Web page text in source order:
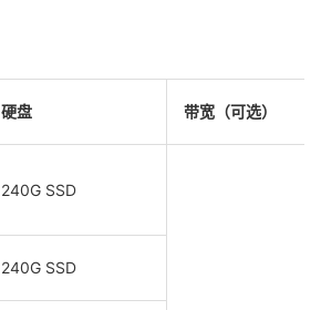
硬盘 带宽（可选）
240G SSD
240G SSD